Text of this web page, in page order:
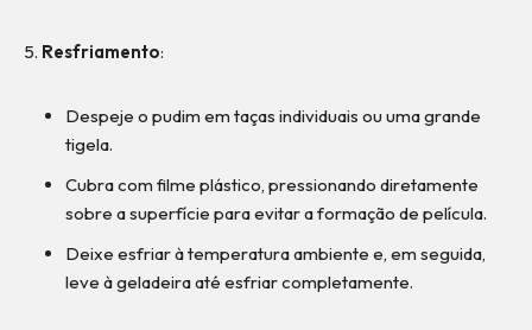
Resfriamento:
Despeje o pudim em taças individuais ou uma grande
tigela.
Cubra com filme plástico, pressionando diretamente
sobre a superfície para evitar a formação de película.
Deixe esfriar à temperatura ambiente e, em seguida,
leve à geladeira até esfriar completamente.